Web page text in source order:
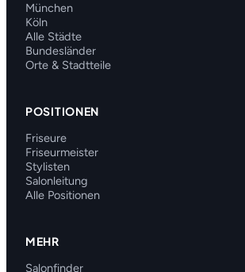
München
Köln
Alle Städte
Bundesländer
Orte & Stadtteile
POSITIONEN
Friseure
Friseurmeister
Stylisten
Salonleitung
Alle Positionen
MEHR
Salonfinder